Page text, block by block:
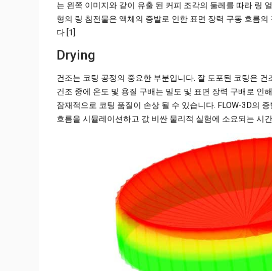
는 왼쪽 이미지와 같이 유출 된 커피 조각의 둘레를 따라 링
형의 링 침전물은 액체의 증발로 인한 표면 장력 구동 흐름
다 [1].
Drying
건조는 코팅 공정의 중요한 부분입니다. 잘 도포된 코팅은
건조 중에 온도 및 용질 구배는 밀도 및 표면 장력 구배로 인
잠재적으로 코팅 품질이 손상 될 수 있습니다. FLOW-3D의
흐름을 시뮬레이션하고 값 비싼 물리적 실험에 소요되는 시